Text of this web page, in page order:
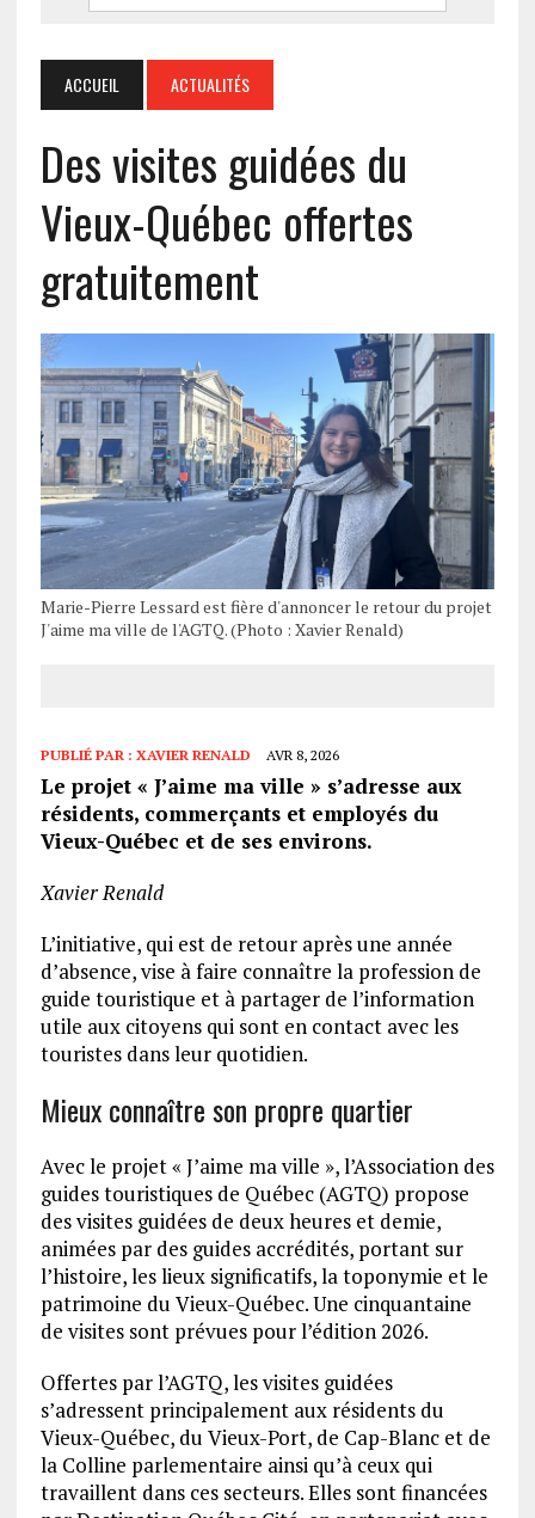
ACCUEIL ACTUALITÉS
Des visites guidées du
Vieux-Québec offertes
gratuitement
Marie-Pierre Lessard est fière d'annoncer le retour du projet
J'aime ma ville de l'AGTQ. (Photo : Xavier Renald)
PUBLIÉ PAR : XAVIER RENALD AVR 8, 2026
Le projet « J’aime ma ville » s’adresse aux
résidents, commerçants et employés du
Vieux-Québec et de ses environs.
Xavier Renald
L’initiative, qui est de retour après une année
d’absence, vise à faire connaître la profession de
guide touristique et à partager de l’information
utile aux citoyens qui sont en contact avec les
touristes dans leur quotidien.
Mieux connaître son propre quartier
Avec le projet « J’aime ma ville », l’Association des
guides touristiques de Québec (AGTQ) propose
des visites guidées de deux heures et demie,
animées par des guides accrédités, portant sur
l’histoire, les lieux significatifs, la toponymie et le
patrimoine du Vieux-Québec. Une cinquantaine
de visites sont prévues pour l’édition 2026.
Offertes par l’AGTQ, les visites guidées
s’adressent principalement aux résidents du
Vieux-Québec, du Vieux-Port, de Cap-Blanc et de
la Colline parlementaire ainsi qu’à ceux qui
travaillent dans ces secteurs. Elles sont financées